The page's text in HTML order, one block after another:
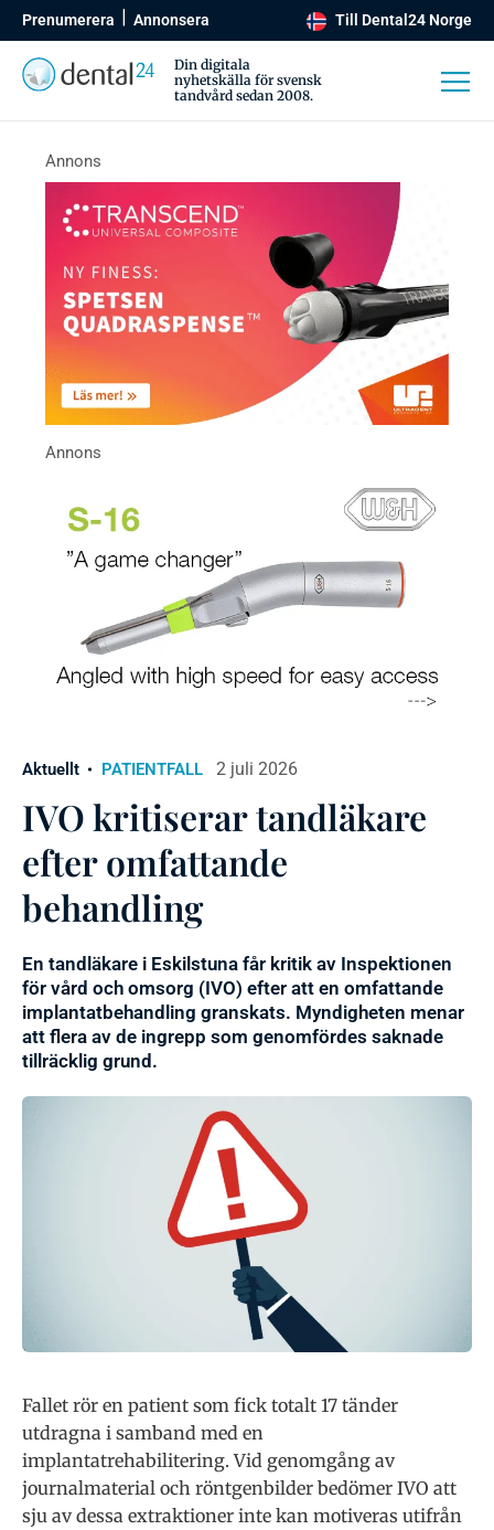
Prenumerera Annonsera Till Dental24 Norge
Din digitala
nyhetskälla för svensk
tandvård sedan 2008.
Aktuellt PATIENTFALL 2 juli 2026
IVO kritiserar tandläkare
efter omfattande
behandling
En tandläkare i Eskilstuna får kritik av Inspektionen
för vård och omsorg (IVO) efter att en omfattande
implantatbehandling granskats. Myndigheten menar
att flera av de ingrepp som genomfördes saknade
tillräcklig grund.
Fallet rör en patient som fick totalt 17 tänder
utdragna i samband med en
implantatrehabilitering. Vid genomgång av
journalmaterial och röntgenbilder bedömer IVO att
sju av dessa extraktioner inte kan motiveras utifrån